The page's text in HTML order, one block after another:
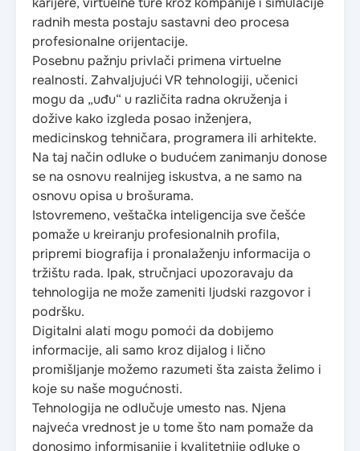
radnih mesta postaju sastavni deo procesa
profesionalne orijentacije.
Posebnu pažnju privlači primena virtuelne
realnosti. Zahvaljujući VR tehnologiji, učenici
mogu da „uđu“ u različita radna okruženja i
dožive kako izgleda posao inženjera,
medicinskog tehničara, programera ili arhitekte.
Na taj način odluke o budućem zanimanju donose
se na osnovu realnijeg iskustva, a ne samo na
osnovu opisa u brošurama.
Istovremeno, veštačka inteligencija sve češće
pomaže u kreiranju profesionalnih profila,
pripremi biografija i pronalaženju informacija o
tržištu rada. Ipak, stručnjaci upozoravaju da
tehnologija ne može zameniti ljudski razgovor i
podršku.
Digitalni alati mogu pomoći da dobijemo
informacije, ali samo kroz dijalog i lično
promišljanje možemo razumeti šta zaista želimo i
koje su naše mogućnosti.
Tehnologija ne odlučuje umesto nas. Njena
najveća vrednost je u tome što nam pomaže da
donosimo informisanije i kvalitetnije odluke o